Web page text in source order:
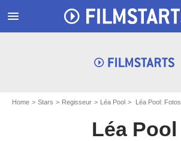
menu
Home Stars Regisseur Léa Pool Léa Pool: Fotos
Léa Pool